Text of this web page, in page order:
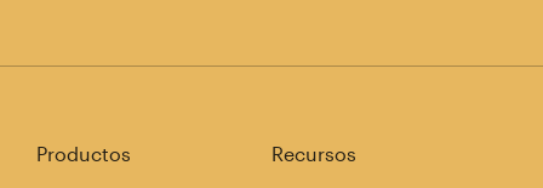
Productos Recursos